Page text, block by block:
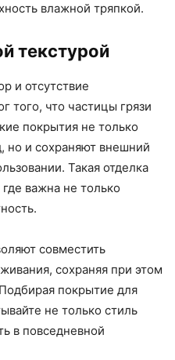
влажной тряпкой.
текстурой
и отсутствие
того, что частицы грязи
покрытия не только
и сохраняют внешний
Такая отделка
важна не только
совместить
сохраняя при этом
покрытие для
не только стиль
в повседневной